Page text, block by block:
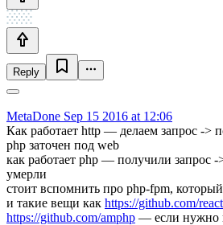
Reply
MetaDone Sep 15 2016 at 12:06
Как работает http — делаем запрос ->
php заточен под web
как работает php — получили запрос -
умерли
стоит вспомнить про php-fpm,
и такие вещи как https://github.com/
https://github.com/amphp — если нужно